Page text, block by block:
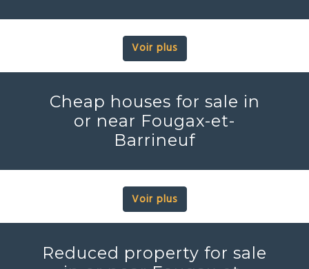
Voir plus
Cheap houses for sale in
or near Fougax-et-
Barrineuf
Voir plus
Reduced property for sale